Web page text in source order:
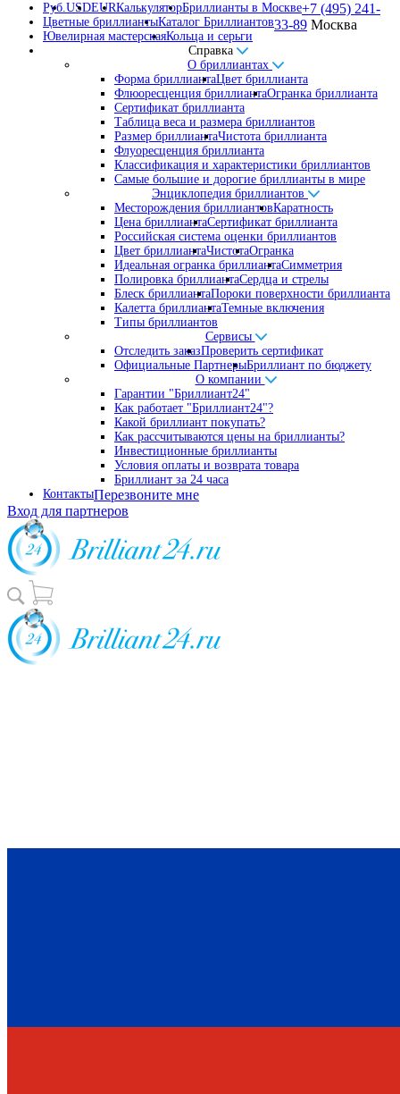
Руб.USDEURКалькуляторБриллианты в Москве
Цветные бриллиантыКаталог Бриллиантов
Ювелирная мастерскаяКольца и серьги
Справка
О бриллиантах
Форма бриллиантаЦвет бриллианта
Флюоресценция бриллиантаОгранка бриллианта
Сертификат бриллианта
Таблица веса и размера бриллиантов
Размер бриллиантаЧистота бриллианта
Флуоресценция бриллианта
Классификация и характеристики бриллиантов
Самые большие и дорогие бриллианты в мире
Энциклопедия бриллиантов
Месторождения бриллиантовКаратность
Цена бриллиантаСертификат бриллианта
Российская система оценки бриллиантов
Цвет бриллиантаЧистотаОгранка
Идеальная огранка бриллиантаСимметрия
Полировка бриллиантаСердца и стрелы
Блеск бриллиантаПороки поверхности бриллианта
Калетта бриллиантаТемные включения
Типы бриллиантов
Сервисы
Отследить заказПроверить сертификат
Официальные ПартнерыБриллиант по бюджету
О компании
Гарантии "Бриллиант24"
Как работает "Бриллиант24"?
Какой бриллиант покупать?
Как рассчитываются цены на бриллианты?
Инвестиционные бриллианты
Условия оплаты и возврата товара
Бриллиант за 24 часа
Контакты
+7 (495) 241-
33-89 Москва
Перезвоните мне
Вход для партнеров